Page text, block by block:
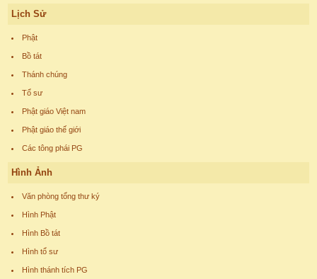
Lịch Sử
Phật
Bồ tát
Thánh chúng
Tổ sư
Phật giáo Việt nam
Phật giáo thế giới
Các tông phái PG
Hình Ảnh
Văn phòng tổng thư ký
Hình Phật
Hình Bồ tát
Hình tổ sư
Hình thánh tích PG